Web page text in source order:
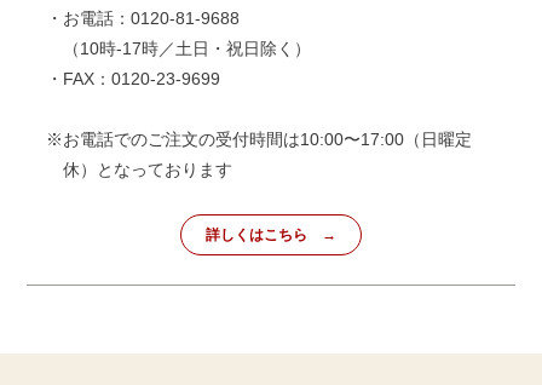
・お電話：0120-81-9688
（10時-17時／土日・祝日除く）
・FAX：0120-23-9699
※お電話でのご注文の受付時間は10:00〜17:00（日曜定
休）となっております
詳しくはこちら